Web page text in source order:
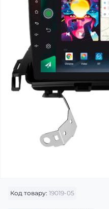
Код товару: 19019-05